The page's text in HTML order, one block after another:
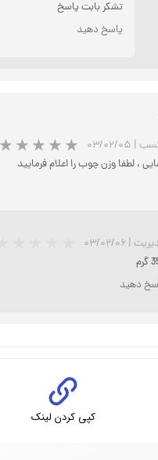
تشکر بابت پاسخ
پاسخ دهید
| ۰۳/۰۲/۰۵
، لطفا وزن چوب را اعلام فرمایید
| ۰۳/۰۲/۰۶
دهید
کپی کردن لینک